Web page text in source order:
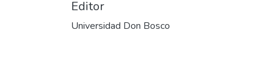
Editor
Universidad Don Bosco